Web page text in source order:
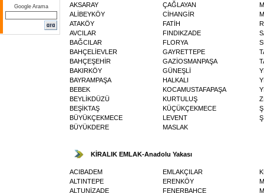
Google Arama
AKSARAY
ALİBEYKÖY
ATAKÖY
AVCILAR
BAĞCILAR
BAHÇELİEVLER
BAHÇEŞEHİR
BAKIRKÖY
BAYRAMPAŞA
BEBEK
BEYLİKDÜZÜ
BEŞİKTAŞ
BÜYÜKÇEKMECE
BÜYÜKDERE
ÇAĞLAYAN
CİHANGİR
FATİH
FINDIKZADE
FLORYA
GAYRETTEPE
GAZİOSMANPAŞA
GÜNEŞLİ
HALKALI
KOCAMUSTAFAPAŞA
KURTULUŞ
KÜÇÜKÇEKMECE
LEVENT
MASLAK
KİRALIK EMLAK-Anadolu Yakası
ACIBADEM
ALTINTEPE
ALTUNİZADE
EMLAKÇILAR
ERENKÖY
FENERBAHÇE